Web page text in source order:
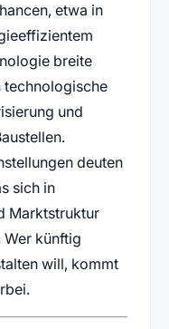
etwa in
breite
technologische
und
deuten
sich in
Marktstruktur
künftig
will, kommt